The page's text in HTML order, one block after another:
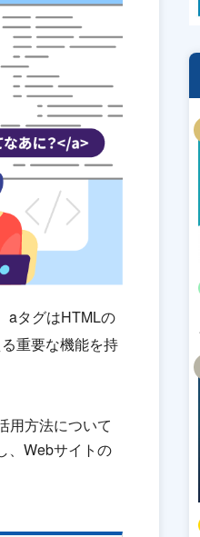
aタグはHTMLの
重要な機能を持
用方法について
、Webサイトの